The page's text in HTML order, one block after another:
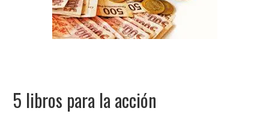
5 libros para la acción